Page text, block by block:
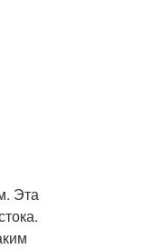
Эта